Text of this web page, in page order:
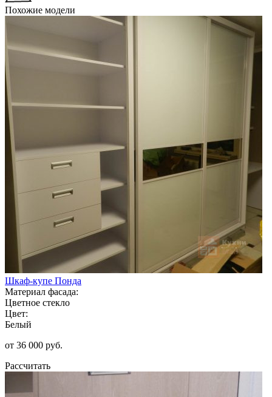
Похожие модели
Шкаф-купе Понда
Материал фасада:
Цветное стекло
Цвет:
Белый
от 36 000 руб.
Рассчитать